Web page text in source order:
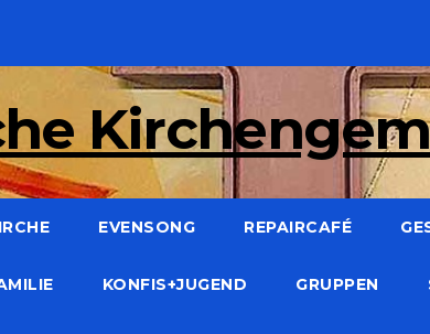
EVENSONG REPAIRCAFÉ
KONFIS+JUGEND GRUPPEN